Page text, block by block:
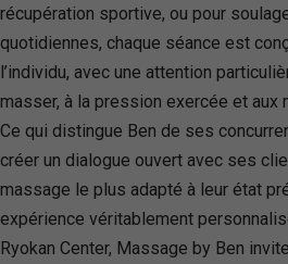
récupération sportive, ou pour
quotidiennes, chaque séance est
l’individu, avec une attention
masser, à la pression exercée et aux
Ce qui distingue Ben de ses
créer un dialogue ouvert avec ses
massage le plus adapté à leur état
expérience véritablement
Ryokan Center, Massage by Ben